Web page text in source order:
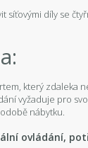
síťovými díly se
který zdaleka
vyžaduje pro
nábytku.
ovládání,